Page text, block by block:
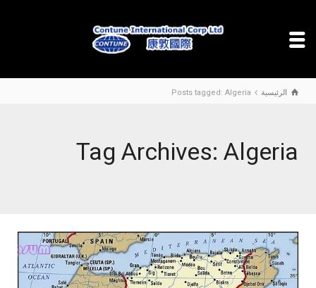
الرئيسية Posts tagged: Algeria
Tag Archives: Algeria